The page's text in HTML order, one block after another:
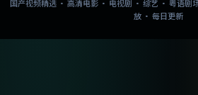
国产视频精选 · 高清电影 · 电视剧 · 综艺 · 粤语剧
放 · 每日更新